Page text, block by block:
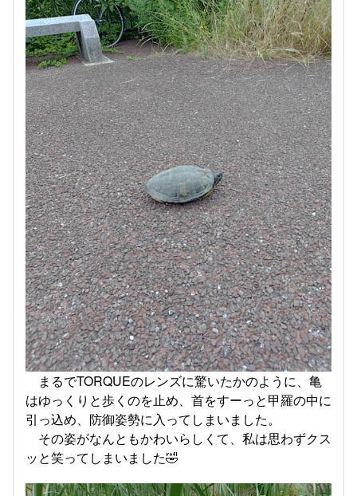
まるでTORQUEのレンズに驚いたかのように、亀
はゆっくりと歩くのを止め、首をすーっと甲羅の中に
引っ込め、防御姿勢に入ってしまいました。
その姿がなんともかわいらしくて、私は思わずクス
ッと笑ってしまいました🤣